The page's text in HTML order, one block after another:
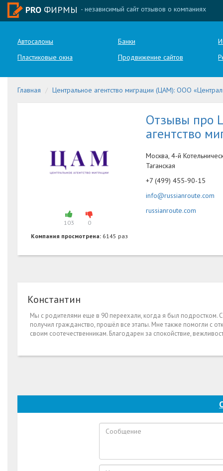
PRO ФИРМЫ - независимый сайт отзывов о компаниях
Автосалоны Банки
Пластиковые окна
Продвижение сайтов
Главная Центральное агентство миграции (ЦАМ): ООО
103
0
Компания просмотрена: 6145 раз
Отзывы про
агентство
Москва, 4-й
Таганская
+7 (499) 455-90-15
info@russianroute.com
russianroute.com
Константин
Мы с родителями еще в 90 переехали, когда я был подростком.
получил гражданство, прошёл все этапы. Мне также помогли с
своим соотечественникам. Благодарен за спокойствие,